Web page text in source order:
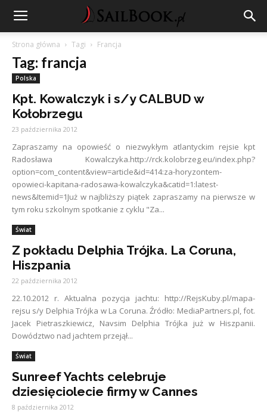
Strona główna Tagi Francja
Tag: francja
Polska
Kpt. Kowalczyk i s/y CALBUD w
Kołobrzegu
23 października 2012
Zapraszamy na opowieść o niezwykłym atlantyckim rejsie kpt
Radosława Kowalczyka.http://rck.kolobrzeg.eu/index.php?
option=com_content&view=article&id=414:za-horyzontem-
opowieci-kapitana-radosawa-kowalczyka&catid=1:latest-
news&Itemid=1Już w najbliższy piątek zapraszamy na pierwsze w
tym roku szkolnym spotkanie z cyklu "Za...
Świat
Z pokładu Delphia Trójka. La Coruna,
Hiszpania
22 października 2012
22.10.2012 r. Aktualna pozycja jachtu: http://RejsKuby.pl/mapa-
rejsu s/y Delphia Trójka w La Coruna. Źródło: MediaPartners.pl, fot.
Jacek Pietraszkiewicz, Navsim Delphia Trójka już w Hiszpanii.
Dowództwo nad jachtem przejął...
Świat
Sunreef Yachts celebruje
dziesięciolecie firmy w Cannes
8 października 2012